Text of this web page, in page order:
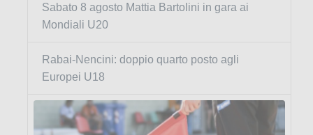
Sabato 8 agosto Mattia Bartolini in gara ai
Mondiali U20
Rabai-Nencini: doppio quarto posto agli
Europei U18